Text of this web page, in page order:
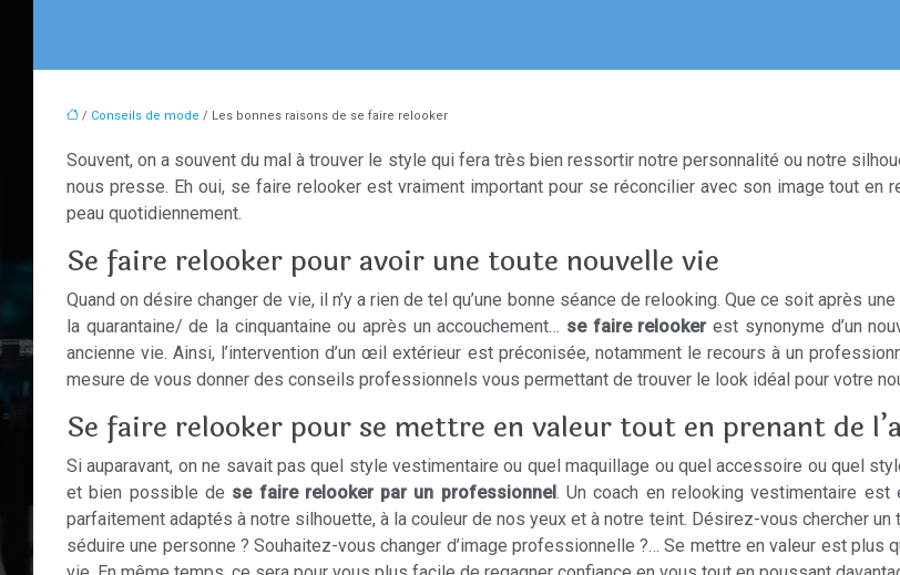
/ Conseils de mode / Les bonnes raisons de se faire relooker
Souvent, on a souvent du mal à trouver le style qui fera très bien ressortir notre personnalité ou notre
nous presse. Eh oui, se faire relooker est vraiment important pour se réconcilier avec son image tout en
peau quotidiennement.
Se faire relooker pour avoir une toute nouvelle vie
Quand on désire changer de vie, il n’y a rien de tel qu’une bonne séance de relooking. Que ce soit après
la quarantaine/ de la cinquantaine ou après un accouchement… se faire relookerest synonyme d’un
ancienne vie. Ainsi, l’intervention d’un œil extérieur est préconisée, notamment le recours à un
mesure de vous donner des conseils professionnels vous permettant de trouver le look idéal pour votre
Se faire relooker pour se mettre en valeur tout en prenant de
Si auparavant, on ne savait pas quel style vestimentaire ou quel maquillage ou quel accessoire ou quel
et bien possible de se faire relooker par un professionnel. Un coach en relooking vestimentaire
parfaitement adaptés à notre silhouette, à la couleur de nos yeux et à notre teint. Désirez-vous chercher
séduire une personne ? Souhaitez-vous changer d’image professionnelle ?… Se mettre en valeur est